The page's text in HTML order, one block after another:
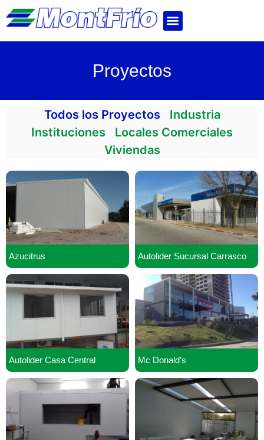
Proyectos
Industria
Instituciones
Locales Comerciales
Viviendas
Todos los Proyectos
Azucitrus Autolider Sucursal Carrasco
Autolider Casa Central Mc Donald’s